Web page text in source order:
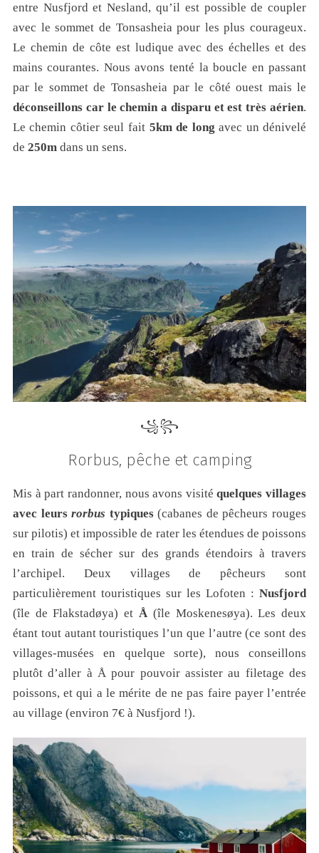
entre Nusfjord et Nesland, qu’il est possible de coupler
avec le sommet de Tonsasheia pour les plus courageux.
Le chemin de côte est ludique avec des échelles et des
mains courantes. Nous avons tenté la boucle en passant
par le sommet de Tonsasheia par le côté ouest mais le
déconseillons car le chemin a disparu et est très aérien.
Le chemin côtier seul fait 5km de longavec un dénivelé
de 250m dans un sens.
꧁꧂
Rorbus, pêche et camping
Mis à part randonner, nous avons visitéquelques villages
avec leursrorbus typiques(cabanes de pêcheurs rouges
sur pilotis) et impossible de rater les étendues de poissons
en train de sécher sur des grands étendoirs à travers
l’archipel. Deux villages de pêcheurs sont
particulièrement touristiques sur les Lofoten : Nusfjord
(île de Flakstadøya) et Å (île Moskenesøya). Les deux
étant tout autant touristiques l’un que l’autre (ce sont des
villages-musées en quelque sorte), nous conseillons
plutôt d’aller à Å pour pouvoir assister au filetage des
poissons, et qui a le mérite de ne pas faire payer l’entrée
au village (environ 7€ à Nusfjord !).